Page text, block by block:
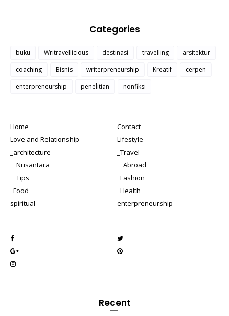
Categories
buku Writravellicious destinasi travelling
arsitektur
coaching
Bisnis writerpreneurship Kreatif
cerpen
enterpreneurship
penelitian nonfiksi
Home
Contact
Love and Relationship
Lifestyle
_architecture
_Travel
__Nusantara
__Abroad
__Tips
_Fashion
_Food
_Health
spiritual
enterpreneurship
Recent